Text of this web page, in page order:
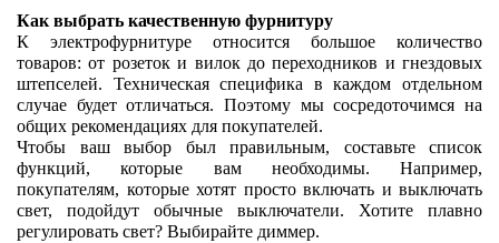
Как выбрать качественную фурнитуру
К электрофурнитуре относится большое количество
товаров: от розеток и вилок до переходников и гнездовых
штепселей. Техническая специфика в каждом отдельном
случае будет отличаться. Поэтому мы сосредоточимся на
общих рекомендациях для покупателей.
Чтобы ваш выбор был правильным, составьте список
функций, которые вам необходимы. Например,
покупателям, которые хотят просто включать и выключать
свет, подойдут обычные выключатели. Хотите плавно
регулировать свет? Выбирайте диммер.